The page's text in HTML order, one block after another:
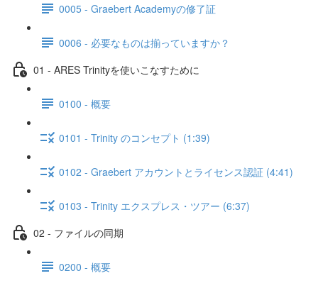
0005 - Graebert Academyの修了証
0006 - 必要なものは揃っていますか？
01 - ARES Trinityを使いこなすために
0100 - 概要
0101 - Trinity のコンセプト (1:39)
0102 - Graebert アカウントとライセンス認証 (4:41)
0103 - Trinity エクスプレス・ツアー (6:37)
02 - ファイルの同期
0200 - 概要